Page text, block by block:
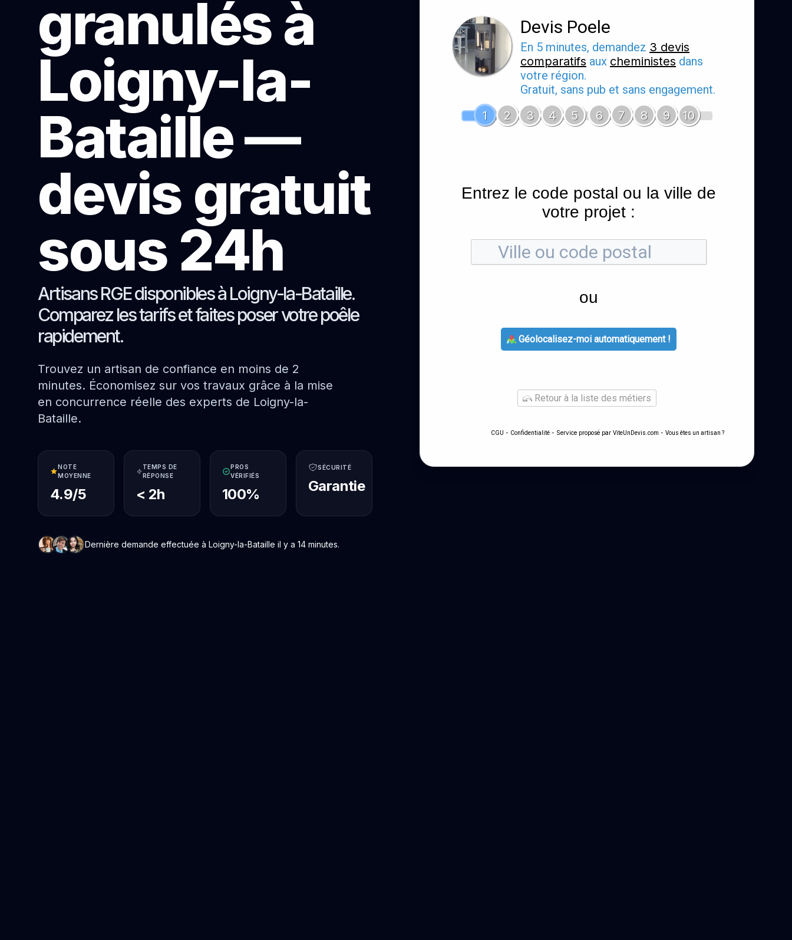
granulés à
Loigny-la-
Bataille —
devis gratuit
sous 24h
Artisans RGE disponibles à Loigny-la-Bataille.
Comparez les tarifs et faites poser votre poêle
rapidement.
Trouvez un artisan de confiance en moins de 2
minutes. Économisez sur vos travaux grâce à la mise
en concurrence réelle des experts de Loigny-la-
Bataille.
NOTE
MOYENNE
4.9/5
TEMPS DE
RÉPONSE
< 2h
PROS
VÉRIFIÉS
100%
SÉCURITÉ
Garantie
Dernière demande effectuée à Loigny-la-Bataille il y a 14 minutes.
Devis Poele
En 5 minutes, demandez 3 devis
comparatifs aux cheministes dans
votre région.
Gratuit, sans pub et sans engagement.
1
2 3 4 5 6 7 8 9 10
Entrez le code postal ou la ville de
votre projet :
ou
Géolocalisez-moi automatiquement !
Retour à la liste des métiers
CGU - Confidentialité - Service proposé par ViteUnDevis.com - Vous êtes un artisan ?